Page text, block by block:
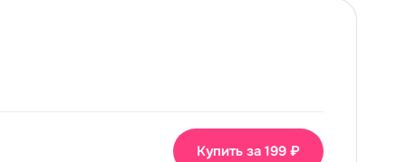
Купить за 199 ₽